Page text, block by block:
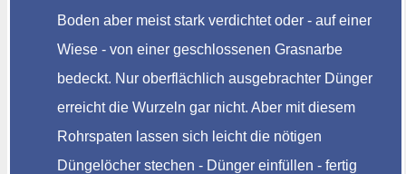
Boden aber meist stark verdichtet oder - auf einer
Wiese - von einer geschlossenen Grasnarbe
bedeckt. Nur oberflächlich ausgebrachter Dünger
erreicht die Wurzeln gar nicht. Aber mit diesem
Rohrspaten lassen sich leicht die nötigen
Düngelöcher stechen - Dünger einfüllen - fertig